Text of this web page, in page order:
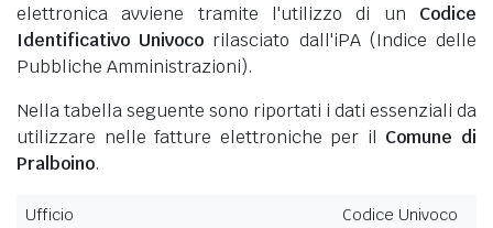
elettronica avviene tramite l'utilizzo di un Codice
Identificativo Univoco rilasciato dall'iPA (Indice delle
Pubbliche Amministrazioni).
Nella tabella seguente sono riportati i dati essenziali da
utilizzare nelle fatture elettroniche per il Comune di
Pralboino.
Ufficio Codice Univoco